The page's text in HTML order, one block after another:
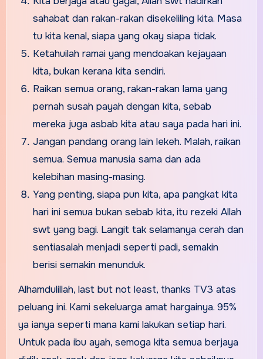
sahabat dan rakan-rakan disekeliling kita. Masa
tu kita kenal, siapa yang okay siapa tidak.
Ketahuilah ramai yang mendoakan kejayaan
kita, bukan kerana kita sendiri.
Raikan semua orang, rakan-rakan lama yang
pernah susah payah dengan kita, sebab
mereka juga asbab kita atau saya pada hari ini.
Jangan pandang orang lain lekeh. Malah, raikan
semua. Semua manusia sama dan ada
kelebihan masing-masing.
Yang penting, siapa pun kita, apa pangkat kita
hari ini semua bukan sebab kita, itu rezeki Allah
swt yang bagi. Langit tak selamanya cerah dan
sentiasalah menjadi seperti padi, semakin
berisi semakin menunduk.
Alhamdulillah, last but not least, thanks TV3 atas
peluang ini. Kami sekeluarga amat hargainya. 95%
ya ianya seperti mana kami lakukan setiap hari.
Untuk pada ibu ayah, semoga kita semua berjaya